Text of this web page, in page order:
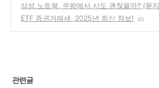
할 3가지!
(1)
삼성 노트북, 쿠팡에서 사도 괜찮을까? (묻지
마 구매 전에 꼭 봐야 할 3가지)
(0)
ETF 증권거래세, 2025년 최신 정보! (2)
관련글